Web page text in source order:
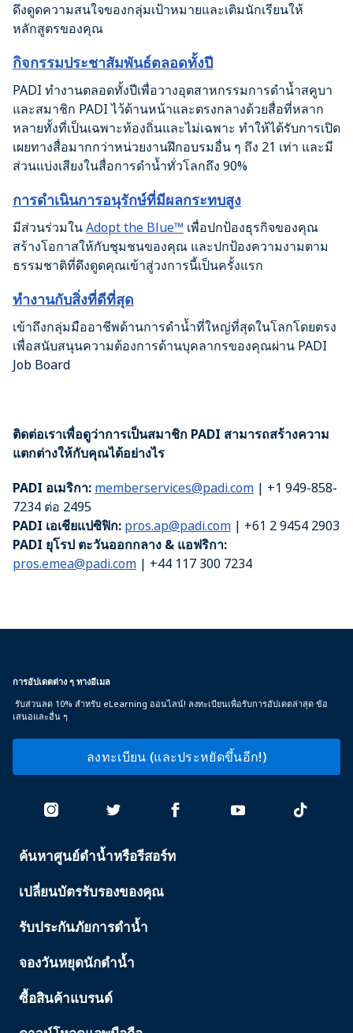
ดึงดูดความสนใจของกลุ่มเป้าหมายและเติมนักเรียนให้
หลักสูตรของคุณ
กิจกรรมประชาสัมพันธ์ตลอดทั้งปี
PADI ทำงานตลอดทั้งปีเพื่อวางอุตสาหกรรมการดำน้ำสคูบา
และสมาชิก PADI ไว้ด้านหน้าและตรงกลางด้วยสื่อที่หลาก
หลายทั้งที่เป็นเฉพาะท้องถิ่นและไม่เฉพาะ ทำให้ได้รับการเปิด
เผยทางสื่อมากกว่าหน่วยงานฝึกอบรมอื่น ๆ ถึง 21 เท่า และมี
ส่วนแบ่งเสียงในสื่อการดำน้ำทั่วโลกถึง 90%
การดำเนินการอนุรักษ์ที่มีผลกระทบสูง
มีส่วนร่วมในAdopt the Blue™ เพื่อปกป้องธุรกิจของคุณ
สร้างโอกาสให้กับชุมชนของคุณ และปกป้องความงามตาม
ธรรมชาติที่ดึงดูดคุณเข้าสู่วงการนี้เป็นครั้งแรก
ทำงานกับสิ่งที่ดีที่สุด
เข้าถึงกลุ่มมืออาชีพด้านการดำน้ำที่ใหญ่ที่สุดในโลกโดยตรง
เพื่อสนับสนุนความต้องการด้านบุคลากรของคุณผ่าน PADI
Job Board
ติดต่อเราเพื่อดูว่าการเป็นสมาชิก PADI สามารถสร้างความ
แตกต่างให้กับคุณได้อย่างไร
PADI อเมริกา: memberservices@padi.com | +1 949-858-
7234 ต่อ 2495
PADI เอเชียแปซิฟิก: pros.ap@padi.com | +61 2 9454 2903
PADI ยุโรป ตะวันออกกลาง & แอฟริกา:
pros.emea@padi.com | +44 117 300 7234
การอัปเดตต่าง ๆ ทางอีเมล
รับส่วนลด 10% สำหรับ eLearning ออนไลน์! ลงทะเบียนเพื่อรับการอัปเดตล่าสุด ข้อ
เสนอและอื่น ๆ
ลงทะเบียน (และประหยัดขึ้นอีก!)
PADI
ค้นหาศูนย์ดำน้ำหรือรีสอร์ท
เปลี่ยนบัตรรับรองของคุณ
รับประกันภัยการดำน้ำ
จองวันหยุดนักดำน้ำ
ซื้อสินค้าแบรนด์